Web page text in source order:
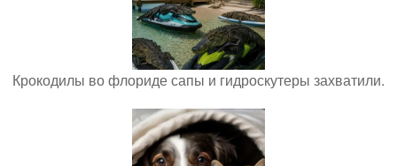
Крокодилы во флориде сапы и гидроскутеры захватили.